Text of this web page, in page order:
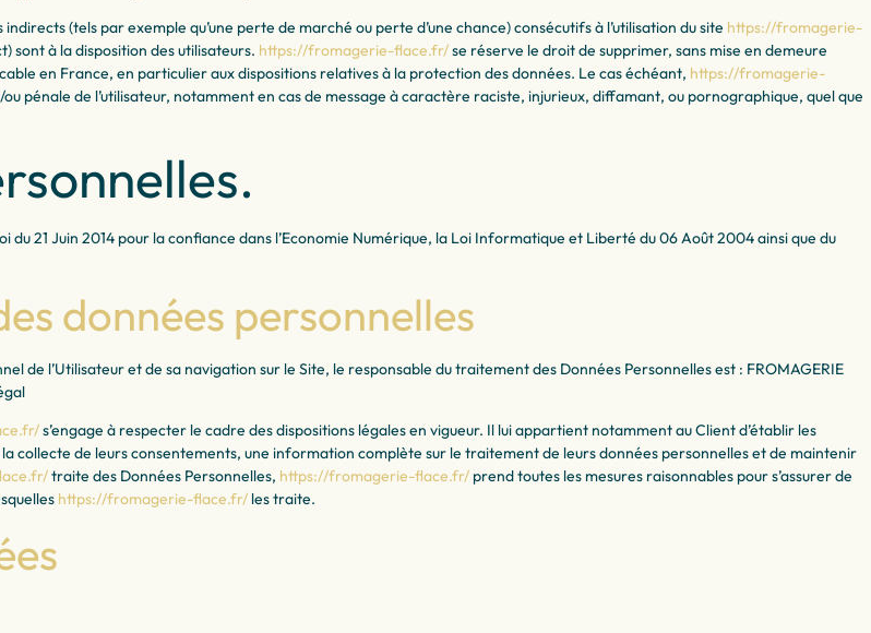
(tels par exemple qu’une perte de marché ou perte d’une chance) consécutifs à l’utilisation du site https://fromagerie-
sont à la disposition des utilisateurs. https://fromagerie-flace.fr/se réserve le droit de supprimer, sans mise en demeure
en France, en particulier aux dispositions relatives à la protection des données. Le cas échéant, https://fromagerie-
pénale de l’utilisateur, notamment en cas de message à caractère raciste, injurieux, diffamant, ou pornographique, quel que
21 Juin 2014 pour la confiance dans l’Economie Numérique, la Loi Informatique et Liberté du 06 Août 2004 ainsi que du
données personnelles
de l’Utilisateur et de sa navigation sur le Site, le responsable du traitement des Données Personnelles est : FROMAGERIE
s’engage à respecter le cadre des dispositions légales en vigueur. Il lui appartient notamment au Client d’établir les
collecte de leurs consentements, une information complète sur le traitement de leurs données personnelles et de maintenir
traite des Données Personnelles, https://fromagerie-flace.fr/ prend toutes les mesures raisonnables pour s’assurer de
https://fromagerie-flace.fr/ les traite.